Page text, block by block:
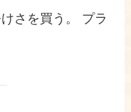
さを買う。 プラ